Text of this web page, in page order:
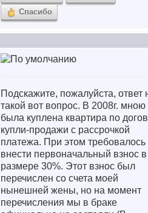
Спасибо
Подскажите, пожалуйста, ответ
такой вот вопрос. В 2008г. мною
была куплена квартира по
купли-продажи с рассрочкой
платежа. При этом требовалось
внести первоначальный взнос в
размере 30%. Этот взнос был
перечислен со счета моей
нынешней жены, но на момент
перечисления мы в браке